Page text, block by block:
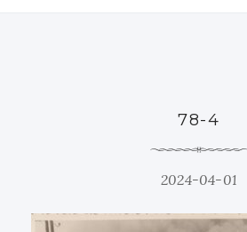
78-4
2024-04-01